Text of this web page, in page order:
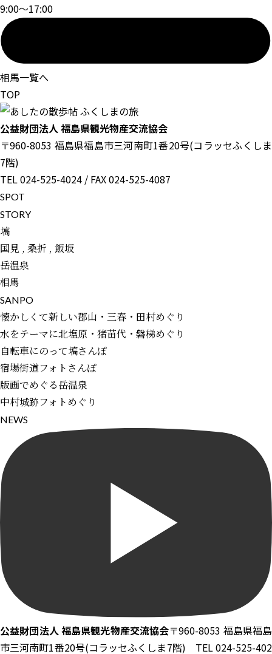
9:00〜17:00
相馬一覧へ
TOP
公益財団法人 福島県観光物産交流協会
〒960-8053 福島県福島市三河南町1番20号(コラッセふくしま
7階)
TEL 024-525-4024 / FAX 024-525-4087
SPOT
STORY
塙
国見 , 桑折 , 飯坂
岳温泉
相馬
SANPO
懐かしくて新しい郡山・三春・田村めぐり
水をテーマに北塩原・猪苗代・磐梯めぐり
自転車にのって塙さんぽ
宿場街道フォトさんぽ
版画でめぐる岳温泉
中村城跡フォトめぐり
NEWS
公益財団法人 福島県観光物産交流協会〒960-8053 福島県福島
市三河南町1番20号(コラッセふくしま7階) TEL 024-525-402